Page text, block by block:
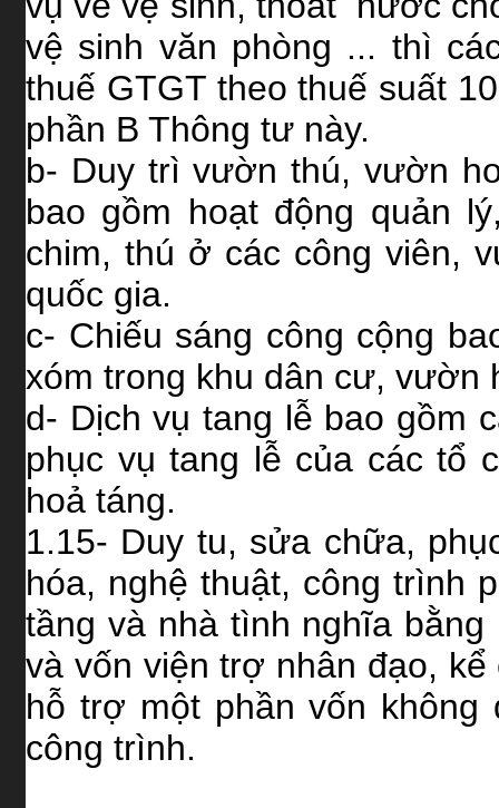
vệ sinh văn phòng ... thì
thuế GTGT theo thuế suất
phần B Thông tư này.
b- Duy trì vườn thú, vườn
bao gồm hoạt động quản
chim, thú ở các công viên,
quốc gia.
c- Chiếu sáng công cộng
xóm trong khu dân cư, vườn
d- Dịch vụ tang lễ bao gồm
phục vụ tang lễ của các tổ
hoả táng.
1.15- Duy tu, sửa chữa,
hóa, nghệ thuật, công trình
tầng và nhà tình nghĩa
và vốn viện trợ nhân đạo,
hỗ trợ một phần vốn
công trình.